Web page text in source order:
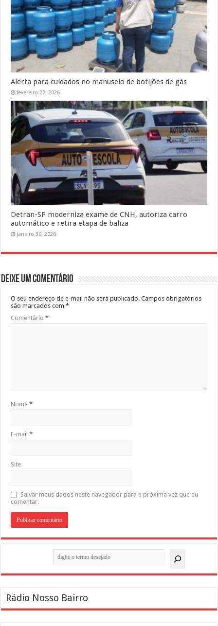
Alerta para cuidados no manuseio de botijões de gás
fevereiro 27, 2026
Detran-SP moderniza exame de CNH, autoriza carro
automático e retira etapa de baliza
janeiro 30, 2026
Deixe um comentário
O seu endereço de e-mail não será publicado. Campos obrigatórios
são marcados com*
Comentário*
Nome*
E-mail*
Site
Salvar meus dados neste navegador para a próxima vez que eu
comentar.
Rádio Nosso Bairro